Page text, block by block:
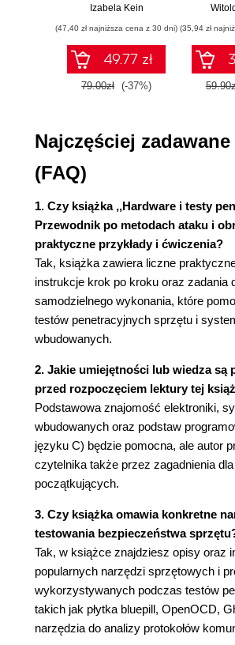
Podsumowanie
Pytania
Rozdział 2. Przedmiot testu
Blok procesora
Zadania procesora
Blok pamięci
Pamięć RAM
Pamięć programu
Pamięć danych
Blok zasilania
Blok zasilania z perspektywy
penetracyjnych
Blok sieci
Typowe protokoły
w systemach wbudowanych
Blok czujników
Czujniki cyfrowe
Blok urządzeń wykonawczych
Blok interfejsów
Podsumowanie
Pytania
Dalsza lektura
Rozdział 3. Komponenty
Wymagania techniczne
Pozyskiwanie informacji z instrukcji
Podejście analityczne
Analiza instrukcji do zabawki
Pozyskiwanie informacji z
Informacje o zabawce
Utworzenie diagramu systemu
przykłady i
Izabela Kein
(47,40 zł najniższa cena z 30 dni)
49.77 zł
79.00zł (-37%)
(35,94 zł
Najczęściej
(FAQ)
1. Czy książka ,,Hardware i testy
Przewodnik po metodach ataku i
praktyczne przykłady i ćwiczenia?
Tak, książka zawiera liczne
instrukcje krok po kroku oraz zadania
samodzielnego wykonania, które
testów penetracyjnych sprzętu i
wbudowanych.
2. Jakie umiejętności lub wiedza są
przed rozpoczęciem lektury tej
Podstawowa znajomość elektroniki,
wbudowanych oraz podstaw
języku C) będzie pomocna, ale autor
czytelnika także przez zagadnienia dla
początkujących.
3. Czy książka omawia konkretne
testowania bezpieczeństwa
Tak, w książce znajdziesz opisy oraz
popularnych narzędzi sprzętowych i
wykorzystywanych podczas testów
takich jak płytka bluepill, OpenOCD,
narzędzia do analizy protokołów